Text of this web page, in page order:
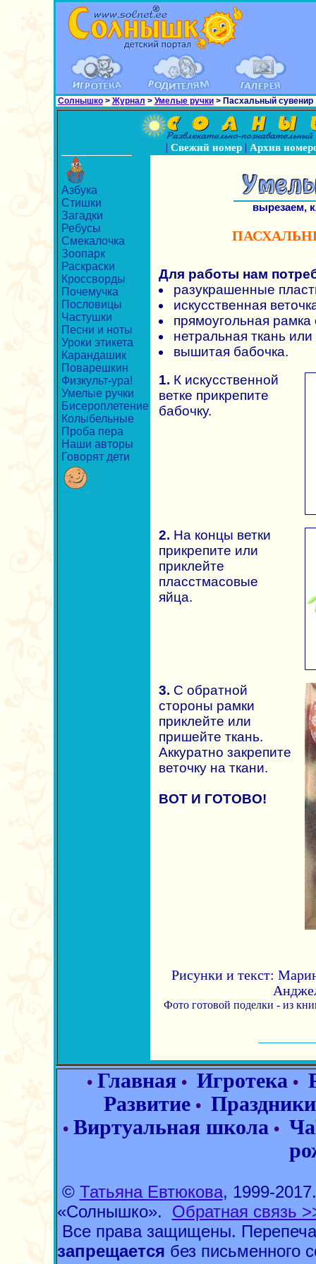
Солнышко> Журнал > Умелые ручки> Пасхальный сувенир
| Свежий номер| Архив
Азбука
Стишки
Загадки
Ребусы
Смекалочка
Зоопарк
Раскраски
Кроссворды
Почемучка
Пословицы
Частушки
Песни и ноты
Уроки этикета
Карандашик
Поварешкин
Физкульт-ура!
Умелые ручки
Бисероплетение
Колыбельные
Проба пера
Наши авторы
Говорят дети
вырезаем,
Для работы нам
разукрашенные
искусственная
прямоугольная
нетральная ткань или
вышитая бабочка.
1. К искусственной
ветке прикрепите
бабочку.
2. На концы ветки
прикрепите или
приклейте
пласстмасовые
яйца.
3. С обратной
стороны рамки
приклейте или
пришейте ткань.
Аккуратно закрепите
веточку на ткани.
ВОТ И ГОТОВО!
Рисунки и текст:
Фото готовой поделки - из
• Главная • Игротека •
Развитие• Праздники
• Виртуальная школа •
© Татьяна Евтюкова, 1999-
«Солнышко». Обратная связь
Все права защищены.
запрещается без письменного